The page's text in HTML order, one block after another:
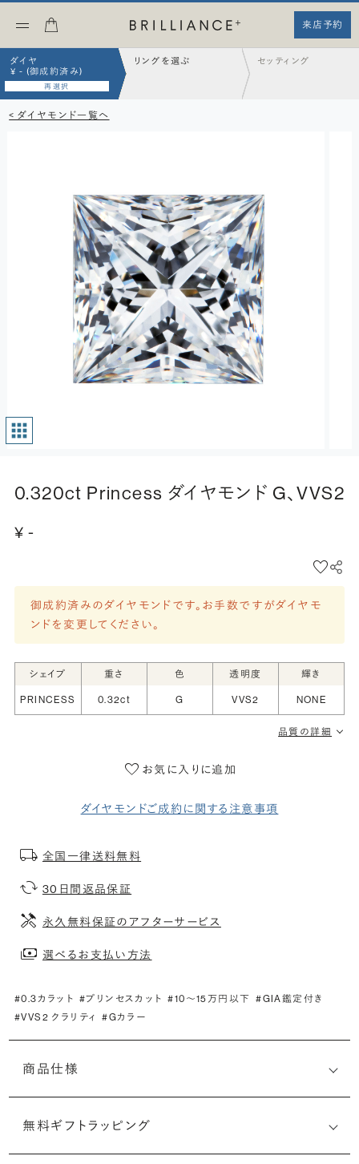
来店予約
ダイヤ
¥ - (御成約済み)
再選択
リングを選ぶ セッティング
< ダイヤモンド一覧へ
0.320ct Princess ダイヤモンド G、VVS2
¥ -
御成約済みのダイヤモンドです。お手数ですがダイヤモ
ンドを変更してください。
シェイプ 重さ 色 透明度 輝き
PRINCESS 0.32ct G VVS2 NONE
品質の詳細
お気に入りに追加
ダイヤモンドご成約に関する注意事項
全国一律送料無料
30日間返品保証
永久無料保証のアフターサービス
選べるお支払い方法
#0.3カラット #プリンセスカット #10〜15万円以下 #GIA鑑定付き
#VVS2 クラリティ
#Gカラー
商品仕様
無料ギフトラッピング